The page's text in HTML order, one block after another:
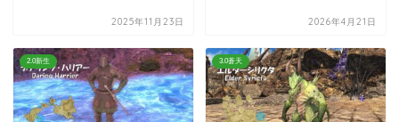
2025年11月23日 2026年4月21日
2.0新生 3.0蒼天